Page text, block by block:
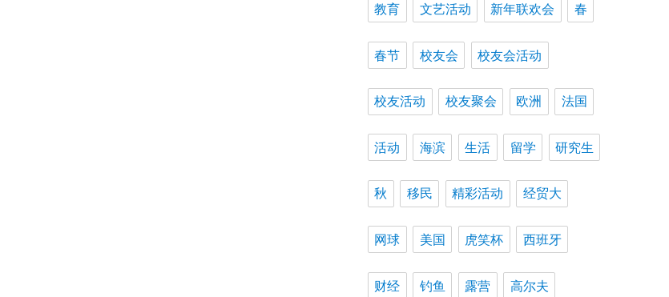
教育 文艺活动 新年联欢会 春
春节 校友会 校友会活动
校友活动 校友聚会 欧洲 法国
活动 海滨 生活 留学 研究生
秋 移民 精彩活动 经贸大
网球 美国 虎笑杯 西班牙
财经 钓鱼 露营 高尔夫